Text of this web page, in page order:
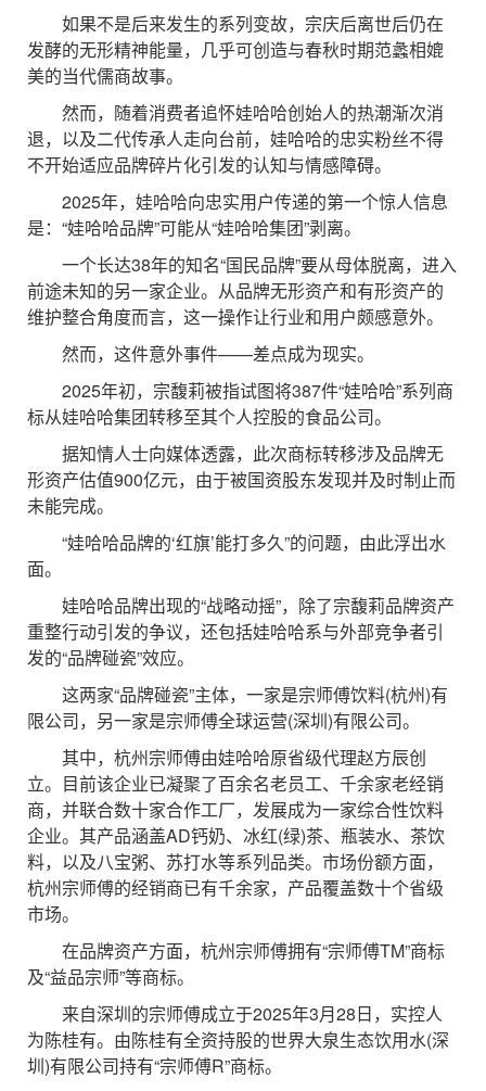
如果不是后来发生的系列变故，宗庆后离世后仍在
发酵的无形精神能量，几乎可创造与春秋时期范蠡相媲
美的当代儒商故事。
然而，随着消费者追怀娃哈哈创始人的热潮渐次消
退，以及二代传承人走向台前，娃哈哈的忠实粉丝不得
不开始适应品牌碎片化引发的认知与情感障碍。
2025年，娃哈哈向忠实用户传递的第一个惊人信息
是：“娃哈哈品牌”可能从“娃哈哈集团”剥离。
一个长达38年的知名“国民品牌”要从母体脱离，进入
前途未知的另一家企业。从品牌无形资产和有形资产的
维护整合角度而言，这一操作让行业和用户颇感意外。
然而，这件意外事件——差点成为现实。
2025年初，宗馥莉被指试图将387件“娃哈哈”系列商
标从娃哈哈集团转移至其个人控股的食品公司。
据知情人士向媒体透露，此次商标转移涉及品牌无
形资产估值900亿元，由于被国资股东发现并及时制止而
未能完成。
“娃哈哈品牌的‘红旗’能打多久”的问题，由此浮出水
面。
娃哈哈品牌出现的“战略动摇”，除了宗馥莉品牌资产
重整行动引发的争议，还包括娃哈哈系与外部竞争者引
发的“品牌碰瓷”效应。
这两家“品牌碰瓷”主体，一家是宗师傅饮料(杭州)有
限公司，另一家是宗师傅全球运营(深圳)有限公司。
其中，杭州宗师傅由娃哈哈原省级代理赵方辰创
立。目前该企业已凝聚了百余名老员工、千余家老经销
商，并联合数十家合作工厂，发展成为一家综合性饮料
企业。其产品涵盖AD钙奶、冰红(绿)茶、瓶装水、茶饮
料，以及八宝粥、苏打水等系列品类。市场份额方面，
杭州宗师傅的经销商已有千余家，产品覆盖数十个省级
市场。
在品牌资产方面，杭州宗师傅拥有“宗师傅TM”商标
及“益品宗师”等商标。
来自深圳的宗师傅成立于2025年3月28日，实控人
为陈桂有。由陈桂有全资持股的世界大泉生态饮用水(深
圳)有限公司持有“宗师傅R”商标。